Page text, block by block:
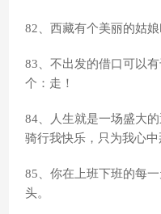
82、西藏有个美丽的姑
83、不出发的借口可以
个：走！
84、人生就是一场盛大
骑行我快乐，只为我心中
85、你在上班下班的每
头。